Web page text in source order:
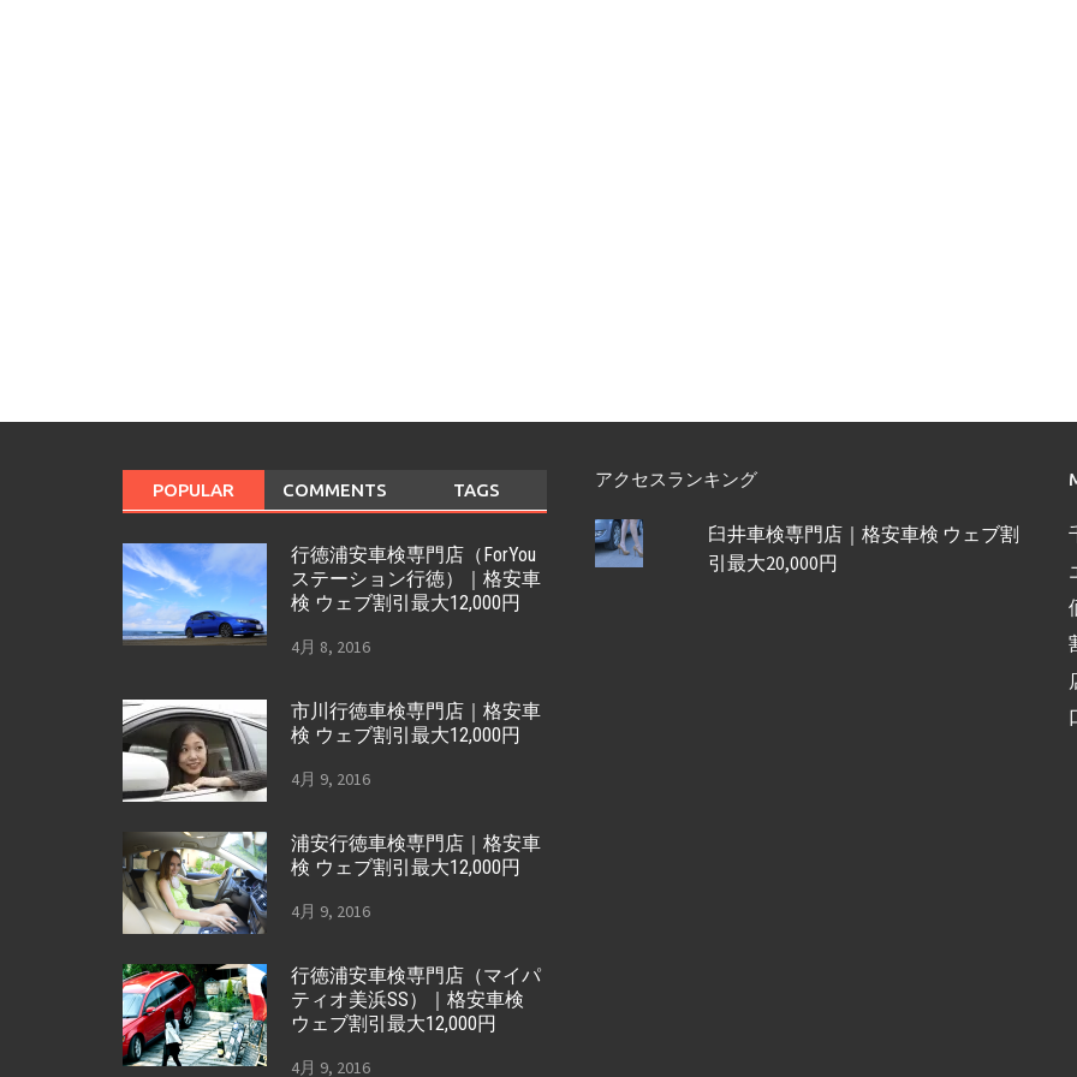
POPULAR COMMENTS TAGS
行徳浦安車検専門店（ForYou
ステーション行徳）｜格安車
検 ウェブ割引最大12,000円
4月 8, 2016
市川行徳車検専門店｜格安車
検 ウェブ割引最大12,000円
4月 9, 2016
浦安行徳車検専門店｜格安車
検 ウェブ割引最大12,000円
4月 9, 2016
行徳浦安車検専門店（マイパ
ティオ美浜SS）｜格安車検
ウェブ割引最大12,000円
4月 9, 2016
アクセスランキング
臼井車検専門店｜格安車検 ウェブ割
引最大20,000円